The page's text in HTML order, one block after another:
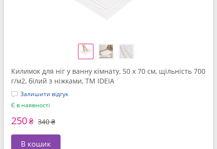
Килимок для ніг у ванну кімнату, 50 x 70 см, щільність 700
г/м2, білий з ніжками, ТМ IDEIA
Залишити відгук
Є в наявності
250₴ 340 ₴
В кошик